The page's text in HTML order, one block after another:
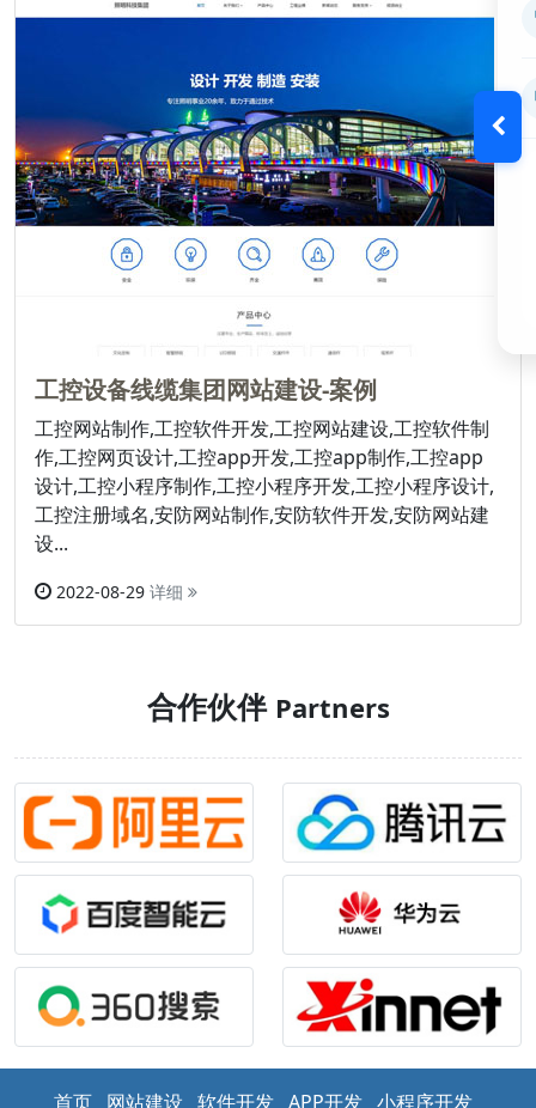
工控设备线缆集团网站建设-案例
工控网站制作,工控软件开发,工控网站建设,工控软件制
作,工控网页设计,工控app开发,工控app制作,工控app
设计,工控小程序制作,工控小程序开发,工控小程序设计,
工控注册域名,安防网站制作,安防软件开发,安防网站建
设...
2022-08-29 详细
合作伙伴 Partners
首页 网站建设 软件开发 APP开发 小程序开发